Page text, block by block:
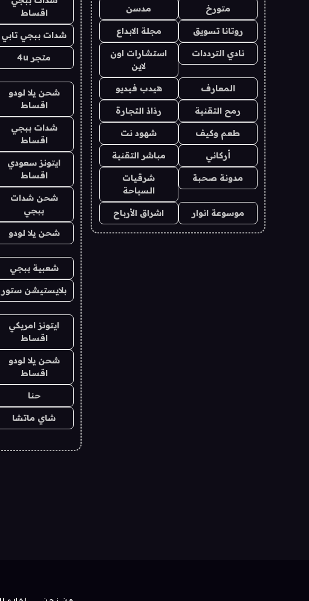
متورخ مدسن
روتانا تسويق مجلة الابداع
نادي الترددات
استشارات اون
لاين
المعارف هيدب فيديو
رمح التقنية رذاذ التجارة
طعم وكيف شهود نت
أركاني مباشر التقنية
مدونة صحبة
شرقيات
السياحة
موسوعة انوار اشراق الأرباح
اقساط
شدات ببجي تابي
متجر 4u
شحن يلا لودو
اقساط
شدات ببجي
اقساط
ايتونز سعودي
اقساط
شحن شدات
ببجي
شحن يلا لودو
شعبية ببجي
بلايستيشن ستور
ايتونز امريكي
اقساط
شحن يلا لودو
اقساط
حنا
شاي ماتشا